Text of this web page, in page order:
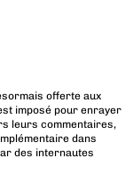
offerte aux
imposé pour enrayer
leurs commentaires,
dans
des internautes